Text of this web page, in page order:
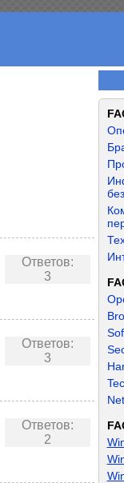
Ответов:
3
Ответов:
3
Ответов:
2